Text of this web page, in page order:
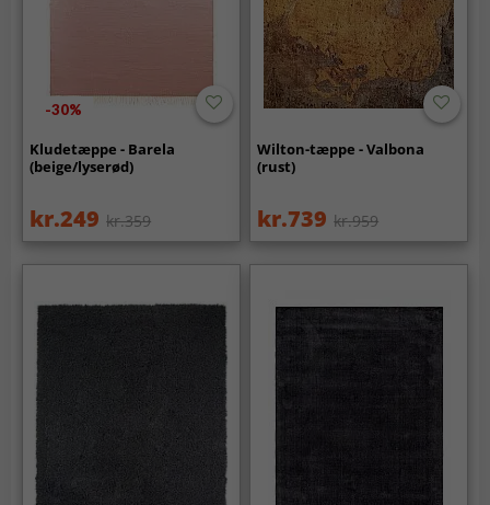
-30%
Kludetæppe - Barela
(beige/lyserød)
kr.249 kr.359
Wilton-tæppe - Valbona
(rust)
kr.739 kr.959